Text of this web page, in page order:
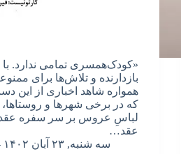
«کودک‌همسری تمامی ندارد. با
بازدارنده و تلاش‌ها برای
همواره شاهد اخباری از این
که در برخی شهرها و
لباسِ عروس بر سر سفره عقد
عقد…
سه شنبه, ۲۳ آبان ۱۴۰۲ – ۱۱:۳۹